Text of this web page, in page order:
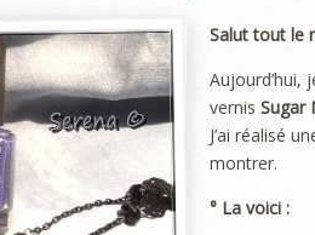
Salut tout le
Aujourd’hui,
vernis Sugar
J’ai réalisé
montrer.
° La voici :